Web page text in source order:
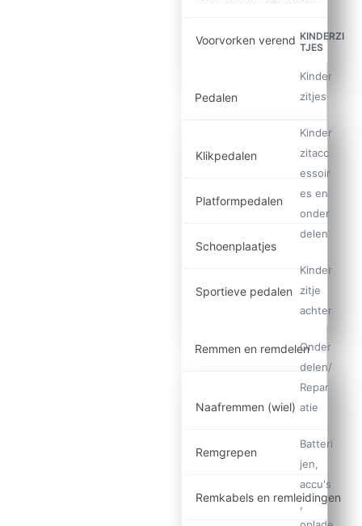
Voorvorken verend
Pedalen
Klikpedalen
Platformpedalen
Schoenplaatjes
Sportieve pedalen
Remmen en remdelen
Naafremmen (wiel)
Remgrepen
Remkabels en remleidingen
KINDERZI
TJES
Kinder
zitjes
Kinder
zitacc
essoir
es en
onder
delen
Kinder
zitje
achter
Onder
delen/
Repar
atie
Batteri
jen,
accu's
,